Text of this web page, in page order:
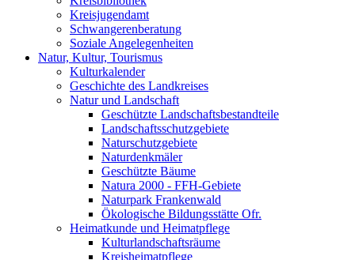
Kreisjugendamt
Schwangerenberatung
Soziale Angelegenheiten
Natur, Kultur, Tourismus
Kulturkalender
Geschichte des Landkreises
Natur und Landschaft
Geschützte Landschaftsbestandteile
Landschaftsschutzgebiete
Naturschutzgebiete
Naturdenkmäler
Geschützte Bäume
Natura 2000 - FFH-Gebiete
Naturpark Frankenwald
Ökologische Bildungsstätte Ofr.
Heimatkunde und Heimatpflege
Kulturlandschaftsräume
Kreisheimatpflege